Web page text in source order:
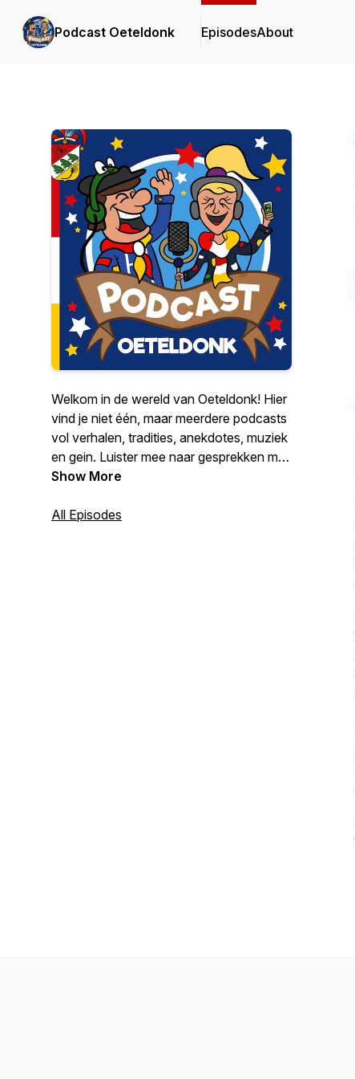
Podcast Oeteldonk EpisodesAbout
Welkom in de wereld van Oeteldonk! Hier
vind je niet één, maar meerdere podcasts
vol verhalen, tradities, anekdotes, muziek
en gein. Luister mee naar gesprekken met
bekende en minder bekende
van eeuwenoude gebruiken en krijg
Show More
All Episodes